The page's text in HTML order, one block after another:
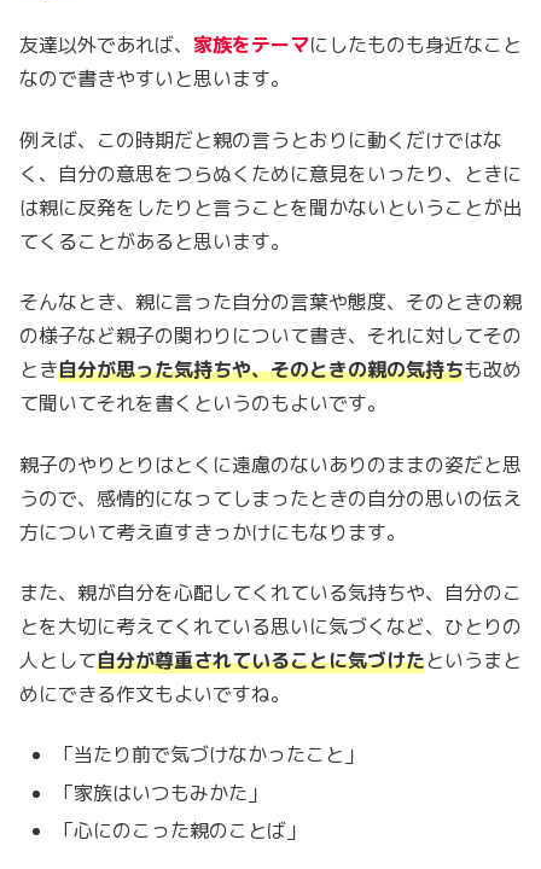
友達以外であれば、 家族をテーマにしたものも身近なこと
なので書きやすいと思います。
例えば、この時期だと親の言うとおりに動くだけではな
く、自分の意思をつらぬくために意見をいったり、ときに
は親に反発をしたりと言うことを聞かないということが出
てくることがあると思います。
そんなとき、親に言った自分の言葉や態度、そのときの親
の様子など親子の関わりについて書き、それに対してその
とき自分が思った気持ちや、そのときの親の気持ちも改め
て聞いてそれを書くというのもよいです。
親子のやりとりはとくに遠慮のないありのままの姿だと思
うので、感情的になってしまったときの自分の思いの伝え
方について考え直すきっかけにもなります。
また、親が自分を心配してくれている気持ちや、自分のこ
とを大切に考えてくれている思いに気づくなど、ひとりの
人として自分が尊重されていることに気づけたというまと
めにできる作文もよいですね。
「当たり前で気づけなかったこと」
「家族はいつもみかた」
「心にのこった親のことば」